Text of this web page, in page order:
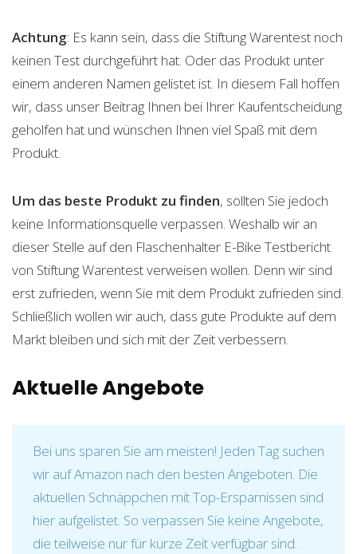
Achtung: Es kann sein, dass die Stiftung Warentest noch
keinen Test durchgeführt hat. Oder das Produkt unter
einem anderen Namen gelistet ist. In diesem Fall hoffen
wir, dass unser Beitrag Ihnen bei Ihrer Kaufentscheidung
geholfen hat und wünschen Ihnen viel Spaß mit dem
Produkt.
Um das beste Produkt zu finden, sollten Sie jedoch
keine Informationsquelle verpassen. Weshalb wir an
dieser Stelle auf den Flaschenhalter E-Bike Testbericht
von Stiftung Warentest verweisen wollen. Denn wir sind
erst zufrieden, wenn Sie mit dem Produkt zufrieden sind.
Schließlich wollen wir auch, dass gute Produkte auf dem
Markt bleiben und sich mit der Zeit verbessern.
Aktuelle Angebote
Bei uns sparen Sie am meisten! Jeden Tag suchen
wir auf Amazon nach den besten Angeboten. Die
aktuellen Schnäppchen mit Top-Ersparnissen sind
hier aufgelistet. So verpassen Sie keine Angebote,
die teilweise nur für kurze Zeit verfügbar sind.